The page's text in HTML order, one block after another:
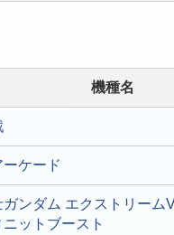
機種名
ケード
ンダム エクストリーム
ットブースト